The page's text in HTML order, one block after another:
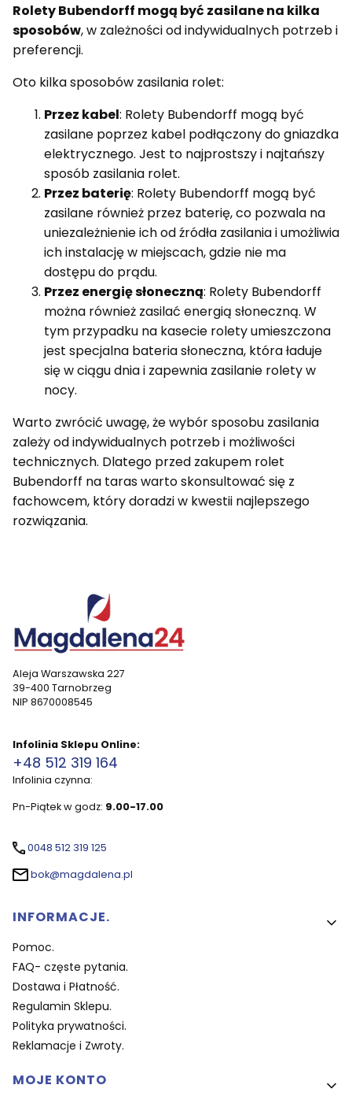
Rolety Bubendorff mogą być zasilane na kilka
sposobów, w zależności od indywidualnych potrzeb i
preferencji.
Oto kilka sposobów zasilania rolet:
Przez kabel: Rolety Bubendorff mogą być
zasilane poprzez kabel podłączony do gniazdka
elektrycznego. Jest to najprostszy i najtańszy
sposób zasilania rolet.
Przez baterię: Rolety Bubendorff mogą być
zasilane również przez baterię, co pozwala na
uniezależnienie ich od źródła zasilania i umożliwia
ich instalację w miejscach, gdzie nie ma
dostępu do prądu.
Przez energię słoneczną: Rolety Bubendorff
można również zasilać energią słoneczną. W
tym przypadku na kasecie rolety umieszczona
jest specjalna bateria słoneczna, która ładuje
się w ciągu dnia i zapewnia zasilanie rolety w
nocy.
Warto zwrócić uwagę, że wybór sposobu zasilania
zależy od indywidualnych potrzeb i możliwości
technicznych. Dlatego przed zakupem rolet
Bubendorff na taras warto skonsultować się z
fachowcem, który doradzi w kwestii najlepszego
rozwiązania.
Aleja Warszawska 227
39-400 Tarnobrzeg
NIP 8670008545
Infolinia Sklepu Online:
+48 512 319 164
Infolinia czynna:
Pn-Piątek w godz: 9.00-17.00
0048 512 319 125
bok@magdalena.pl
Linki w stopce
INFORMACJE.
Pomoc.
FAQ- częste pytania.
Dostawa i Płatność.
Regulamin Sklepu.
Polityka prywatności.
Reklamacje i Zwroty.
MOJE KONTO